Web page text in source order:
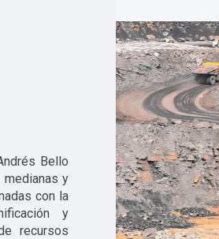
Bello
medianas y
con la
y
recursos